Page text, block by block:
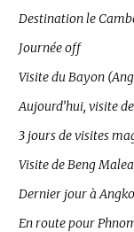
Destination le
Journée off
Visite du Bayon
Aujourd’hui, visite
3 jours de visites
Visite de Beng
Dernier jour à
En route pour